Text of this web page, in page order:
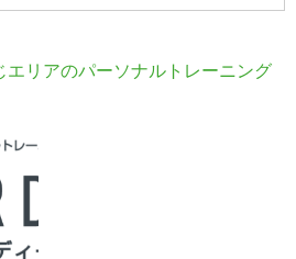
エリアのパーソナルトレーニング